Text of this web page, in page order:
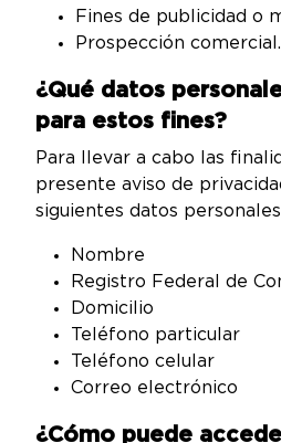
Fines de publicidad o
Prospección comercial.
¿Qué datos
para estos fines?
Para llevar a cabo las
presente aviso de
siguientes datos
Nombre
Registro Federal de
Domicilio
Teléfono particular
Teléfono celular
Correo electrónico
¿Cómo puede